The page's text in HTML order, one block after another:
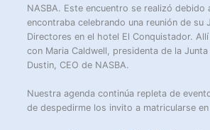
NASBA. Este encuentro se realizó debido
encontraba celebrando una reunión de su
Directores en el hotel El Conquistador.
con Maria Caldwell, presidenta de la
Dustin, CEO de NASBA.
Nuestra agenda continúa repleta de
de despedirme los invito a matricularse en